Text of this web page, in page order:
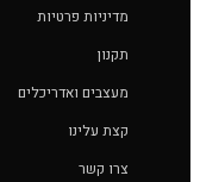
מדיניות פרטיות
תקנון
מעצבים ואדריכלים
קצת עלינו
צרו קשר